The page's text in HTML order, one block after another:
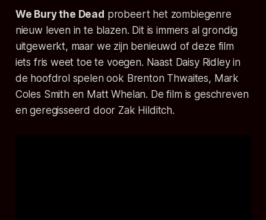
We Bury the Dead probeert het zombiegenre
nieuw leven in te blazen. Dit is immers al grondig
uitgewerkt, maar we zijn benieuwd of deze film
iets fris weet toe te voegen. Naast Daisy Ridley in
de hoofdrol spelen ook Brenton Thwaites, Mark
Coles Smith en Matt Whelan. De film is geschreven
en geregisseerd door Zak Hilditch.